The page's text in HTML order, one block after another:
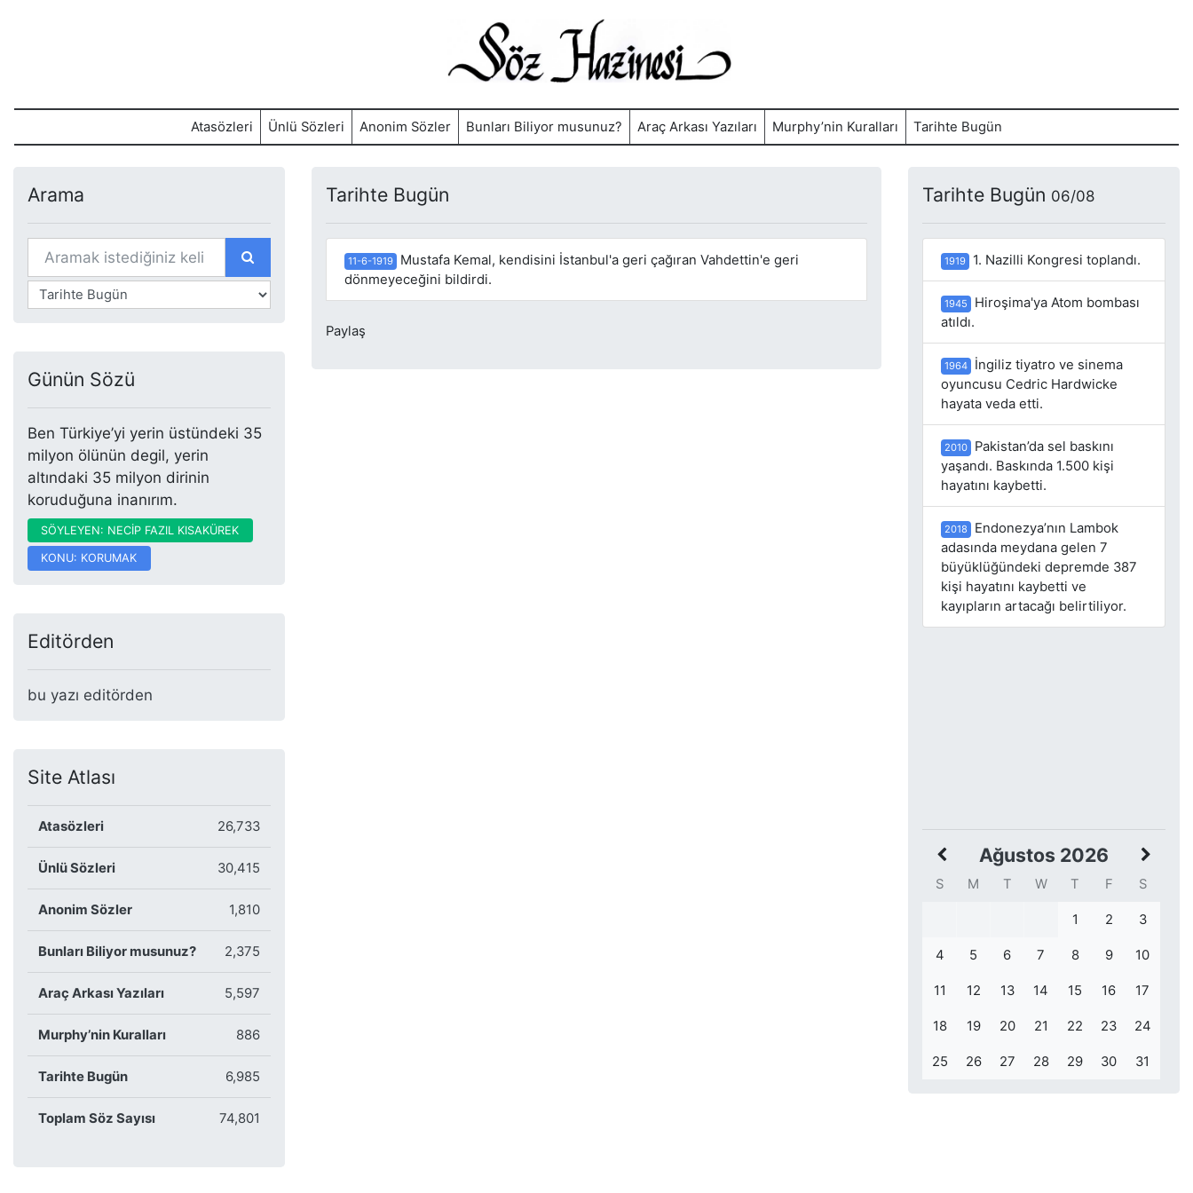
Atasözleri Ünlü Sözleri Anonim Sözler Bunları Biliyor musunuz? Araç Arkası Yazıları Murphy’nin Kuralları Tarihte Bugün
Arama
Günün Sözü
Ben Türkiye’yi yerin üstündeki 35
milyon ölünün degil, yerin
altındaki 35 milyon dirinin
koruduğuna inanırım.
SÖYLEYEN: NECİP FAZIL KISAKÜREK
KONU: KORUMAK
Editörden
bu yazı editörden
Site Atlası
Atasözleri 26,733
Ünlü Sözleri 30,415
Anonim Sözler 1,810
Bunları Biliyor musunuz? 2,375
Araç Arkası Yazıları 5,597
Murphy’nin Kuralları 886
Tarihte Bugün 6,985
Toplam Söz Sayısı 74,801
Tarihte Bugün
11-6-1919
Mustafa Kemal, kendisini İstanbul'a geri çağıran Vahdettin'e geri
dönmeyeceğini bildirdi.
Paylaş
Tarihte Bugün 06/08
1919 1. Nazilli Kongresi toplandı.
1945
Hiroşima'ya Atom bombası
atıldı.
1964
İngiliz tiyatro ve sinema
oyuncusu Cedric Hardwicke
hayata veda etti.
2010
Pakistan’da sel baskını
yaşandı. Baskında 1.500 kişi
hayatını kaybetti.
2018
Endonezya’nın Lambok
adasında meydana gelen 7
büyüklüğündeki depremde 387
kişi hayatını kaybetti ve
kayıpların artacağı belirtiliyor.
Ağustos 2026
S M T W T F S
1 2 3
4 5 6 7 8 9 10
11 12 13 14 15 16 17
18 19 20 21 22 23 24
25 26 27 28 29 30 31